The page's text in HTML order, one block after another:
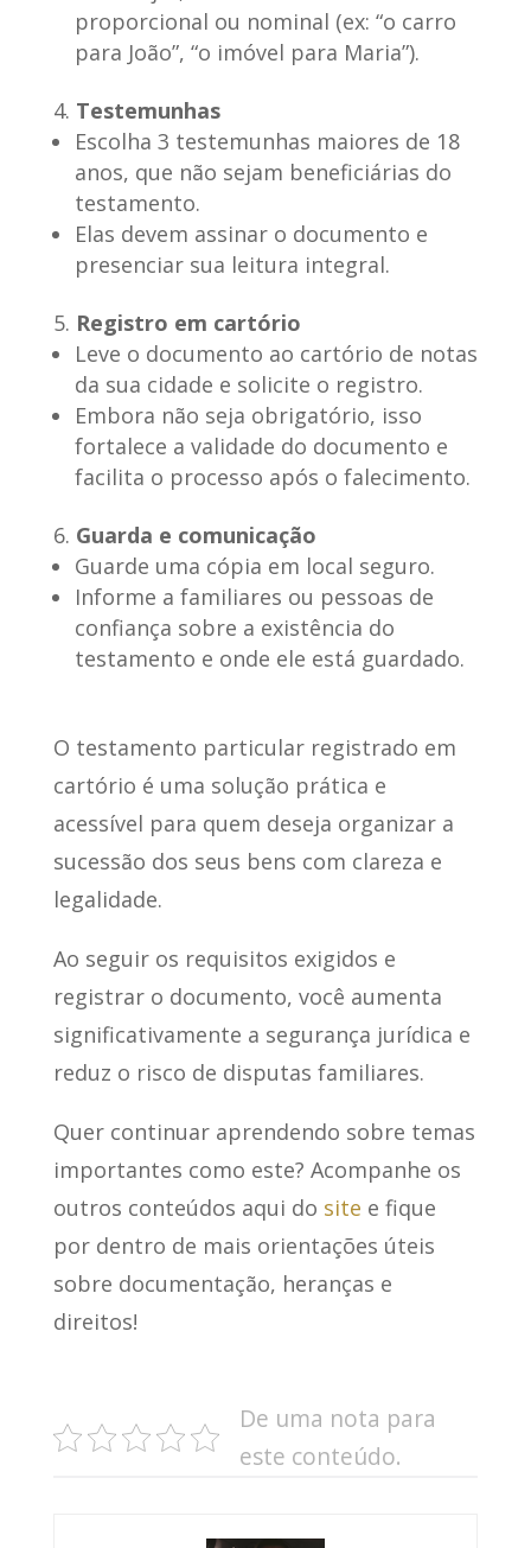
proporcional ou nominal (ex: “o carro
para João”, “o imóvel para Maria”).
Testemunhas
Escolha 3 testemunhas maiores de 18
anos, que não sejam beneficiárias do
testamento.
Elas devem assinar o documento e
presenciar sua leitura integral.
Registro em cartório
Leve o documento ao cartório de notas
da sua cidade e solicite o registro.
Embora não seja obrigatório, isso
fortalece a validade do documento e
facilita o processo após o falecimento.
Guarda e comunicação
Guarde uma cópia em local seguro.
Informe a familiares ou pessoas de
confiança sobre a existência do
testamento e onde ele está guardado.
O testamento particular registrado em
cartório é uma solução prática e
acessível para quem deseja organizar a
sucessão dos seus bens com clareza e
legalidade.
Ao seguir os requisitos exigidos e
registrar o documento, você aumenta
significativamente a segurança jurídica e
reduz o risco de disputas familiares.
Quer continuar aprendendo sobre temas
importantes como este? Acompanhe os
outros conteúdos aqui do site e fique
por dentro de mais orientações úteis
sobre documentação, heranças e
direitos!
De uma nota para
este conteúdo.